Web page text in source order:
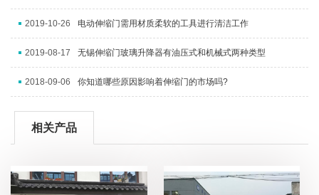
2019-10-26 电动伸缩门需用材质柔软的工具进行清洁工作
2019-08-17 无锡伸缩门玻璃升降器有油压式和机械式两种类型
2018-09-06 你知道哪些原因影响着伸缩门的市场吗?
相关产品